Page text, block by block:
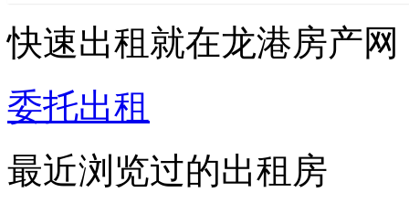
快速出租就在龙港房产网
委托出租
最近浏览过的出租房